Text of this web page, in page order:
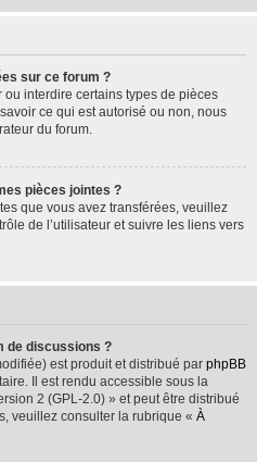
sur ce forum ?
interdire certains types de pièces
ce qui est autorisé ou non, nous
du forum.
pièces jointes ?
que vous avez transférées, veuillez
de l’utilisateur et suivre les liens vers
de discussions ?
est produit et distribué par phpBB
Il est rendu accessible sous la
2 (GPL-2.0) » et peut être distribué
veuillez consulter la rubrique « À